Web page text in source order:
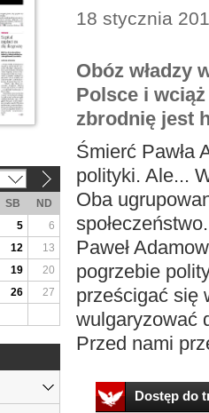
18 stycznia
Obóz władzy
Polsce i
zbrodnię jest
Śmierć Pawła
polityki. Ale...
Oba
Paweł
pogrzebie
prześcigać się
wulgaryzować
Przed nami
Dostęp do
SB
ND
5
6
12
13
19
20
26
27